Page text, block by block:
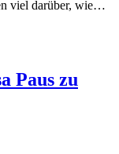
viel darüber, wie…
Paus zu